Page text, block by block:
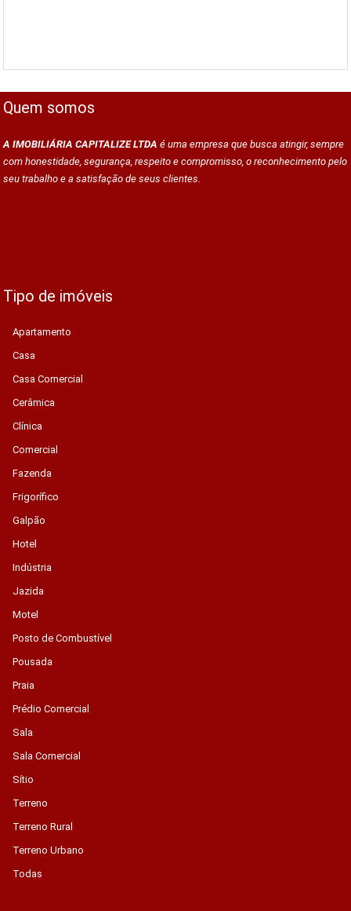
Quem somos
A IMOBILIÁRIA CAPITALIZE LTDA é uma empresa que busca atingir, sempre
com honestidade, segurança, respeito e compromisso, o reconhecimento pelo
seu trabalho e a satisfação de seus clientes.
Tipo de imóveis
Apartamento
Casa
Casa Comercial
Cerâmica
Clínica
Comercial
Fazenda
Frigorífico
Galpão
Hotel
Indústria
Jazida
Motel
Posto de Combustível
Pousada
Praia
Prédio Comercial
Sala
Sala Comercial
Sítio
Terreno
Terreno Rural
Terreno Urbano
Todas